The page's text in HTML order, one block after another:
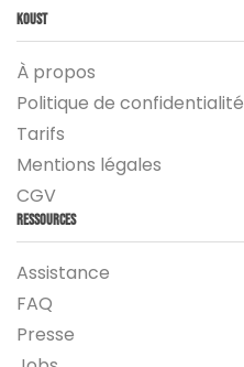
Koust
À propos
Politique de confidentialité
Tarifs
Mentions légales
CGV
Ressources
Assistance
FAQ
Presse